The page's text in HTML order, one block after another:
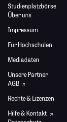
Studienplatzbörse
Über uns
Impressum
Für Hochschulen
Mediadaten
Unsere Partner
AGB
Rechte & Lizenzen
Hilfe & Kontakt